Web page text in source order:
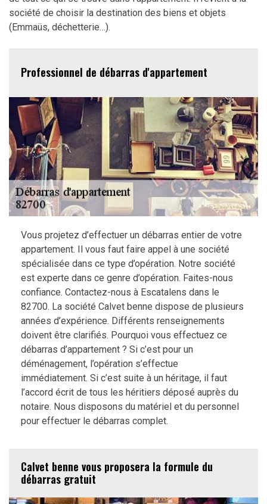
société de choisir la destination des biens et objets
(Emmaüs, déchetterie…).
Professionnel de débarras d'appartement
Vous projetez d’effectuer un débarras entier de votre
appartement. Il vous faut faire appel à une société
spécialisée dans ce type d’opération. Notre société
est experte dans ce genre d’opération. Faites-nous
confiance. Contactez-nous à Escatalens dans le
82700. La société Calvet benne dispose de plusieurs
années d’expérience. Différents renseignements
doivent être clarifiés. Pourquoi vous effectuez ce
débarras d’appartement ? Si c’est pour un
déménagement, l’opération s’effectue
immédiatement. Si c’est suite à un héritage, il faut
l’accord écrit de tous les héritiers déposé auprès du
notaire. Nous disposons du matériel et du personnel
pour effectuer le débarras complet.
Calvet benne vous proposera la formule du
débarras gratuit